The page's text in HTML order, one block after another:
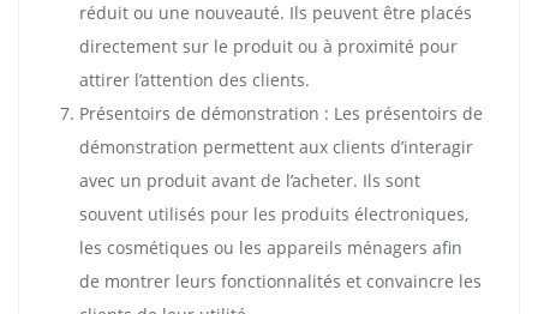
réduit ou une nouveauté. Ils peuvent être placés
directement sur le produit ou à proximité pour
attirer l’attention des clients.
Présentoirs de démonstration : Les présentoirs de
démonstration permettent aux clients d’interagir
avec un produit avant de l’acheter. Ils sont
souvent utilisés pour les produits électroniques,
les cosmétiques ou les appareils ménagers afin
de montrer leurs fonctionnalités et convaincre les